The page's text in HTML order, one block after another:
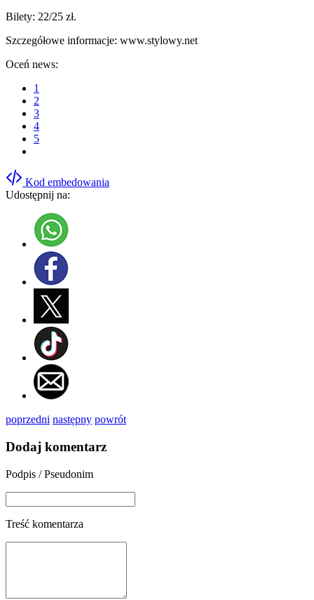
Bilety: 22/25 zł.
Szczegółowe informacje: www.stylowy.net
Oceń news:
1
2
3
4
5
Kod embedowania
Udostępnij na:
poprzedni następny powrót
Dodaj komentarz
Podpis / Pseudonim
Treść komentarza